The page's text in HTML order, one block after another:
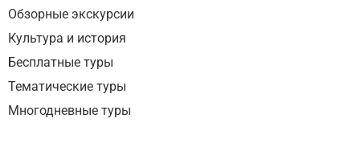
Обзорные экскурсии
Культура и история
Бесплатные туры
Тематические туры
Многодневные туры